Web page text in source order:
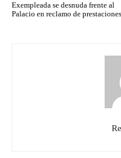
Exempleada se desnuda frente al
Palacio en reclamo de prestaciones